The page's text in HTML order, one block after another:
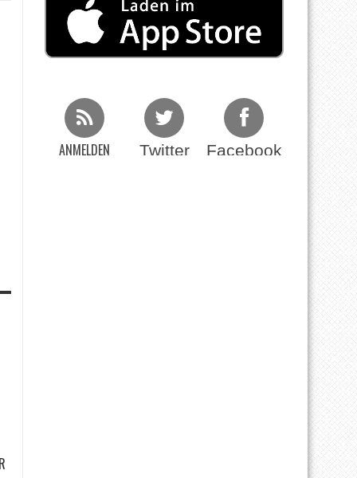
ANMELDEN Twitter Facebook